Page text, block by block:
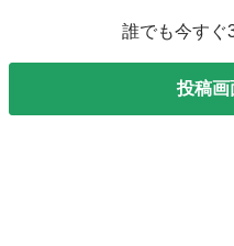
誰でも今すぐ
投稿画